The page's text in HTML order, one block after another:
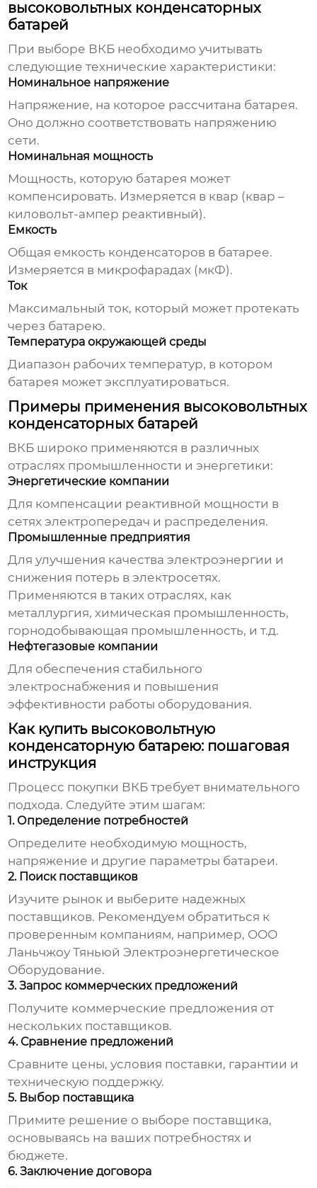
высоковольтных конденсаторных
батарей
При выборе ВКБ необходимо учитывать
следующие технические характеристики:
Номинальное напряжение
Напряжение, на которое рассчитана батарея.
Оно должно соответствовать напряжению
сети.
Номинальная мощность
Мощность, которую батарея может
компенсировать. Измеряется в квар (квар –
киловольт-ампер реактивный).
Емкость
Общая емкость конденсаторов в батарее.
Измеряется в микрофарадах (мкФ).
Ток
Максимальный ток, который может протекать
через батарею.
Температура окружающей среды
Диапазон рабочих температур, в котором
батарея может эксплуатироваться.
Примеры применения высоковольтных
конденсаторных батарей
ВКБ широко применяются в различных
отраслях промышленности и энергетики:
Энергетические компании
Для компенсации реактивной мощности в
сетях электропередач и распределения.
Промышленные предприятия
Для улучшения качества электроэнергии и
снижения потерь в электросетях.
Применяются в таких отраслях, как
металлургия, химическая промышленность,
горнодобывающая промышленность, и т.д.
Нефтегазовые компании
Для обеспечения стабильного
электроснабжения и повышения
эффективности работы оборудования.
Как купить высоковольтную
конденсаторную батарею: пошаговая
инструкция
Процесс покупки ВКБ требует внимательного
подхода. Следуйте этим шагам:
1. Определение потребностей
Определите необходимую мощность,
напряжение и другие параметры батареи.
2. Поиск поставщиков
Изучите рынок и выберите надежных
поставщиков. Рекомендуем обратиться к
проверенным компаниям, например, ООО
Ланьчжоу Тяньюй Электроэнергетическое
Оборудование.
3. Запрос коммерческих предложений
Получите коммерческие предложения от
нескольких поставщиков.
4. Сравнение предложений
Сравните цены, условия поставки, гарантии и
техническую поддержку.
5. Выбор поставщика
Примите решение о выборе поставщика,
основываясь на ваших потребностях и
бюджете.
6. Заключение договора